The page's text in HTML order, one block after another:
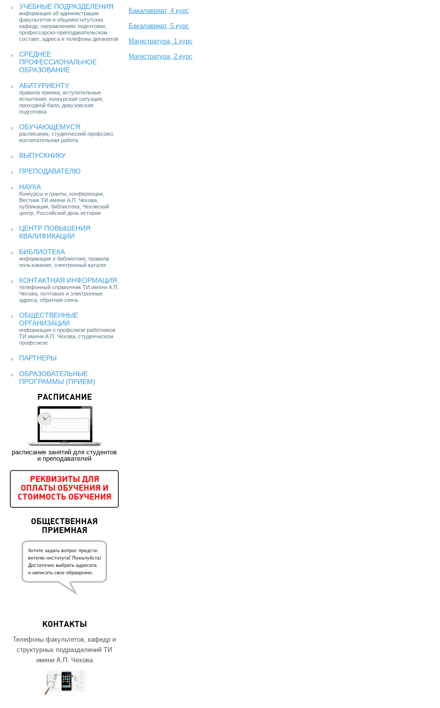
УЧЕБНЫЕ ПОДРАЗДЕЛЕНИЯ
информация об администрации
факультетов и общеинститутских
кафедр, направлениях подготовки,
профессорско-преподавательском
составе, адреса и телефоны деканатов
СРЕДНЕЕ
ПРОФЕССИОНАЛЬНОЕ
ОБРАЗОВАНИЕ
АБИТУРИЕНТУ
правила приема, вступительные
испытания, конкурсная ситуация,
проходной балл, довузовская
подготовка
ОБУЧАЮЩЕМУСЯ
расписание, студенческий профсоюз,
воспитательная работа
ВЫПУСКНИКУ
ПРЕПОДАВАТЕЛЮ
НАУКА
Конкурсы и гранты, конференции,
Вестник ТИ имени А.П. Чехова,
публикации, библиотека, Чеховский
центр, Российский день истории
ЦЕНТР ПОВЫШЕНИЯ
КВАЛИФИКАЦИИ
БИБЛИОТЕКА
информация о библиотеке, правила
пользования, электронный каталог
КОНТАКТНАЯ ИНФОРМАЦИЯ
телефонный справочник ТИ имени А.П.
Чехова, почтовые и электронные
адреса, обратная связь
ОБЩЕСТВЕННЫЕ
ОРГАНИЗАЦИИ
информация о профсоюзе работников
ТИ имени А.П. Чехова, студенческом
профсоюзе
ПАРТНЕРЫ
ОБРАЗОВАТЕЛЬНЫЕ
ПРОГРАММЫ (ПРИЕМ)
РАСПИСАНИЕ
расписание занятий для студентов
и преподавателей
РЕКВИЗИТЫ ДЛЯ
ОПЛАТЫ ОБУЧЕНИЯ И
СТОИМОСТЬ ОБУЧЕНИЯ
ОБЩЕСТВЕННАЯ
ПРИЕМНАЯ
КОНТАКТЫ
Телефоны факультетов, кафедр и
структурных подразделений ТИ
имени А.П. Чехова
Бакалавриат, 4 курс
Бакалавриат, 5 курс
Магистратура, 1 курс
Магистратура, 2 курс